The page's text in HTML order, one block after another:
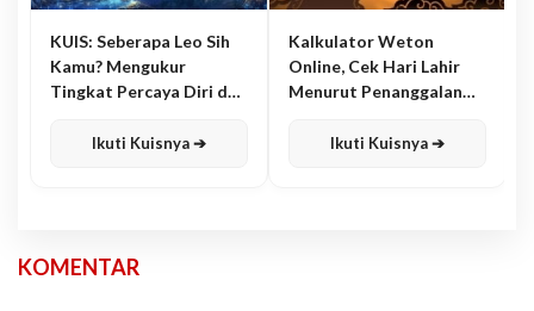
KUIS: Seberapa Leo Sih
Kamu? Mengukur
Tingkat Percaya Diri dan
Ikuti Kuisnya ➔
Kalkulator Weton
Online, Cek Hari Lahir
Menurut Penanggalan
Ikuti Kuisnya ➔
KOMENTAR